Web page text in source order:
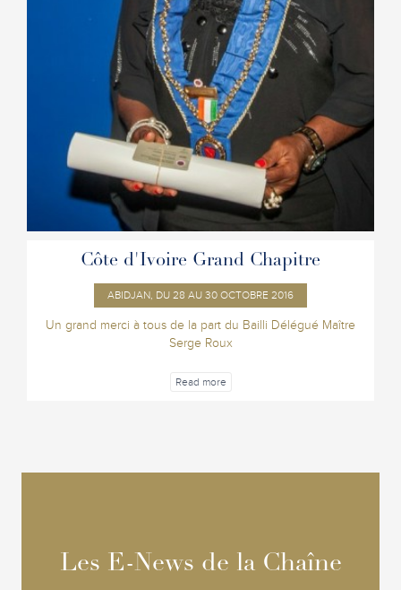
Côte d'Ivoire Grand Chapitre
ABIDJAN, DU 28 AU 30 OCTOBRE 2016
Un grand merci à tous de la part du Bailli Délégué Maître
Serge Roux
Read more
Les E-News de la Chaîne
Les E-News de la Chaîne